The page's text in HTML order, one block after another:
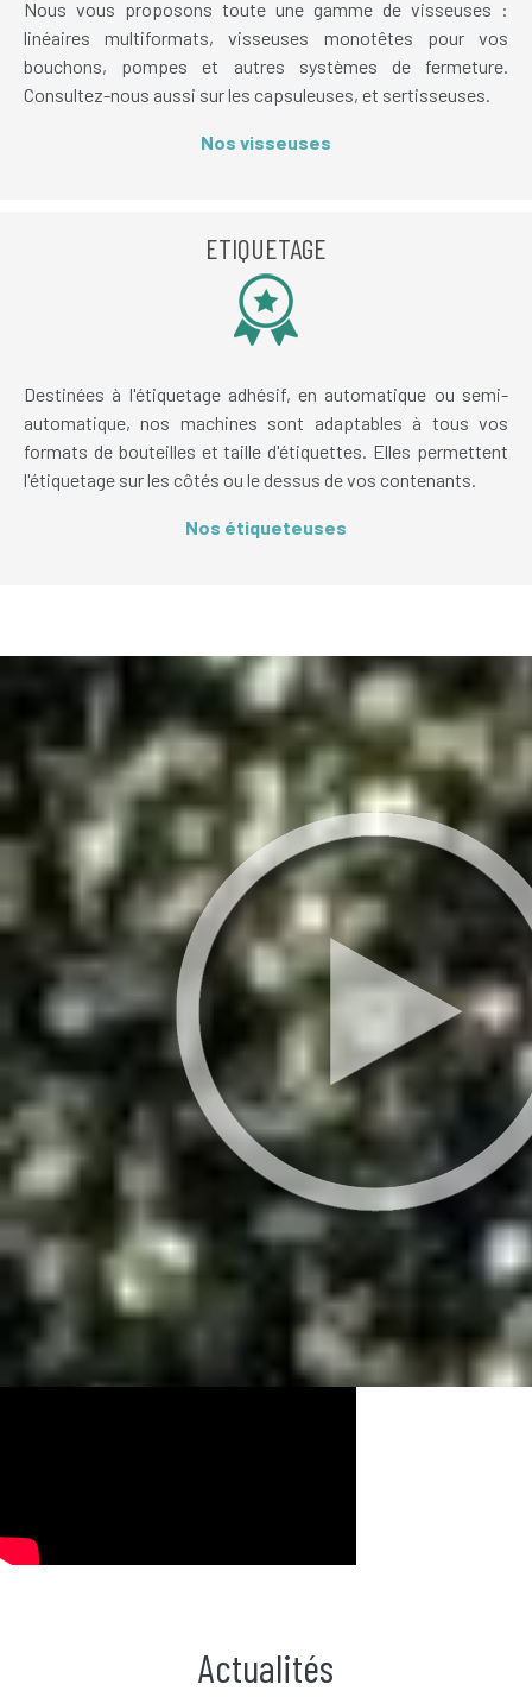
Nous vous proposons toute une gamme de visseuses :
linéaires multiformats, visseuses monotêtes pour vos
bouchons, pompes et autres systèmes de fermeture.
Consultez-nous aussi sur les capsuleuses, et sertisseuses.
Nos visseuses
ETIQUETAGE
Destinées à l'étiquetage adhésif, en automatique ou semi-
automatique, nos machines sont adaptables à tous vos
formats de bouteilles et taille d'étiquettes. Elles permettent
l'étiquetage sur les côtés ou le dessus de vos contenants.
Nos étiqueteuses
Actualités